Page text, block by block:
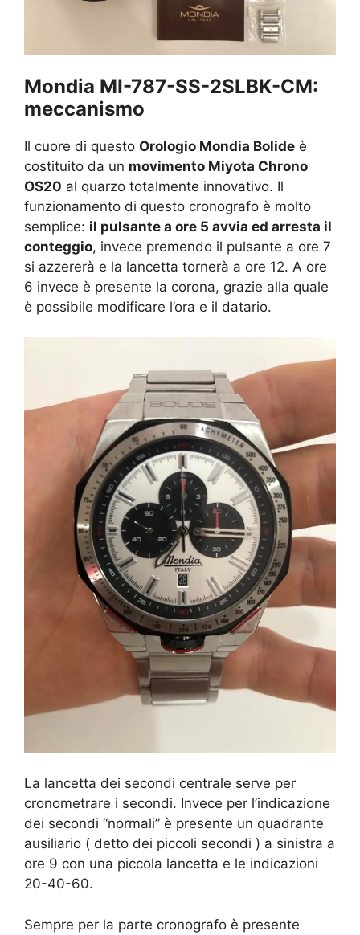
Mondia MI-787-SS-2SLBK-CM:
meccanismo
Il cuore di questo Orologio Mondia Bolide è
costituito da un movimento Miyota Chrono
OS20 al quarzo totalmente innovativo. Il
funzionamento di questo cronografo è molto
semplice: il pulsante a ore 5 avvia ed arresta il
conteggio, invece premendo il pulsante a ore 7
si azzererà e la lancetta tornerà a ore 12. A ore
6 invece è presente la corona, grazie alla quale
è possibile modificare l’ora e il datario.
La lancetta dei secondi centrale serve per
cronometrare i secondi. Invece per l’indicazione
dei secondi “normali” è presente un quadrante
ausiliario ( detto dei piccoli secondi ) a sinistra a
ore 9 con una piccola lancetta e le indicazioni
20-40-60.
Sempre per la parte cronografo è presente